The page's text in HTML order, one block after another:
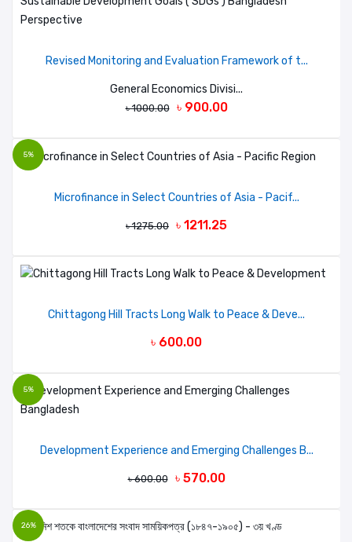
Revised Monitoring and Evaluation Framework of t...
General Economics Divisi...
৳ 1000.00 ৳ 900.00
5%
Microfinance in Select Countries of Asia - Pacif...
৳ 1275.00 ৳ 1211.25
Chittagong Hill Tracts Long Walk to Peace & Deve...
৳ 600.00
5%
Development Experience and Emerging Challenges B...
৳ 600.00 ৳ 570.00
26%